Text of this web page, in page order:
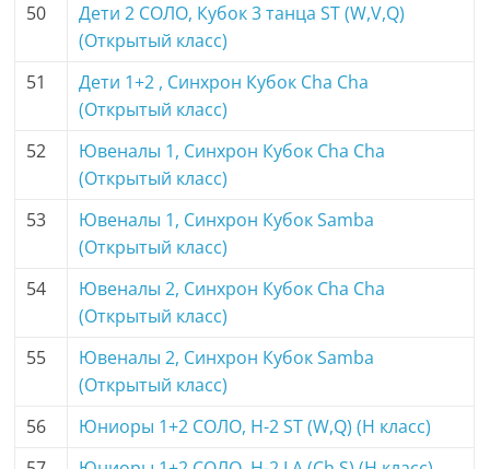
50
Дети 2 СОЛО, Кубок 3 танца ST (W,V,Q)
(Открытый класс)
51
Дети 1+2 , Синхрон Кубок Cha Cha
(Открытый класс)
52
Ювеналы 1, Синхрон Кубок Cha Cha
(Открытый класс)
53
Ювеналы 1, Синхрон Кубок Samba
(Открытый класс)
54
Ювеналы 2, Синхрон Кубок Cha Cha
(Открытый класс)
55
Ювеналы 2, Синхрон Кубок Samba
(Открытый класс)
56
Юниоры 1+2 СОЛО, H-2 ST (W,Q) (H класс)